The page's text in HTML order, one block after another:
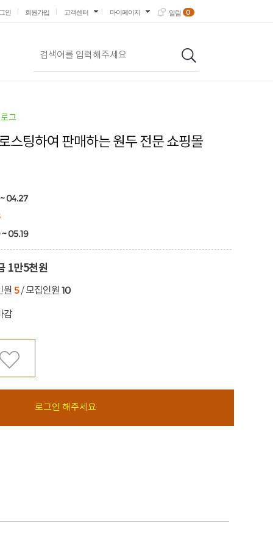
인 회원가입 고객센터 마이페이지 알림 0
그
스팅하여 판매하는 원두 전문 쇼핑몰
04.27
05.19
1만5천원
원 5/ 모집인원 10
감
로그인 해주세요